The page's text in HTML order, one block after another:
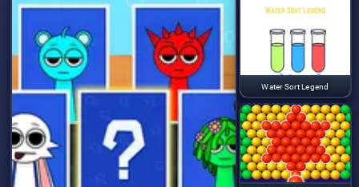
Water Sort Legend